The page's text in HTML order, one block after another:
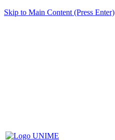
Skip to Main Content (Press Enter)